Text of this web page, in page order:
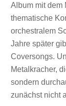
Album mit dem
thematische
orchestralem
Jahre später
Coversongs.
Metalkracher,
sondern
zunächst nicht